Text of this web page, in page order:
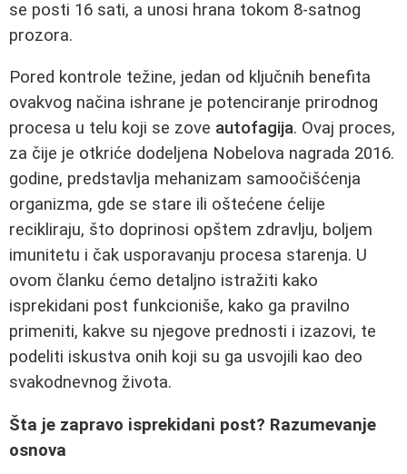
se posti 16 sati, a unosi hrana tokom 8-satnog
prozora.
Pored kontrole težine, jedan od ključnih benefita
ovakvog načina ishrane je potenciranje prirodnog
procesa u telu koji se zove autofagija. Ovaj proces,
za čije je otkriće dodeljena Nobelova nagrada 2016.
godine, predstavlja mehanizam samoočišćenja
organizma, gde se stare ili oštećene ćelije
recikliraju, što doprinosi opštem zdravlju, boljem
imunitetu i čak usporavanju procesa starenja. U
ovom članku ćemo detaljno istražiti kako
isprekidani post funkcioniše, kako ga pravilno
primeniti, kakve su njegove prednosti i izazovi, te
podeliti iskustva onih koji su ga usvojili kao deo
svakodnevnog života.
Šta je zapravo isprekidani post? Razumevanje
osnova